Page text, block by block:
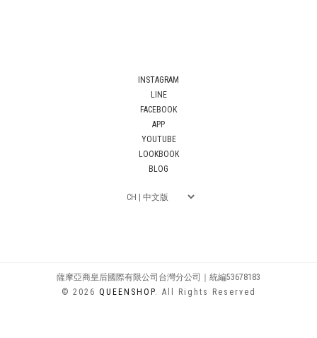
INSTAGRAM
LINE
FACEBOOK
APP
YOUTUBE
LOOKBOOK
BLOG
薩摩亞商皇后國際有限公司台灣分公司｜統編53678183
© 2026 QUEENSHOP. All Rights Reserved